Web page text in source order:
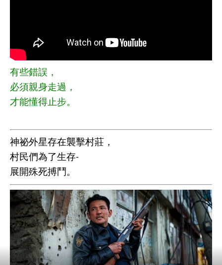
有些錯誤，
必須親身走過，
才能懂得止步。
神祕外星存在襲擊村莊，
村民們為了生存-
展開殊死搏鬥。